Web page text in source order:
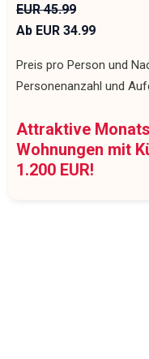
EUR 45.99
Ab EUR 34.99
Preis pro Person und
Personenanzahl und
Attraktive
Wohnungen mit
1.200 EUR!